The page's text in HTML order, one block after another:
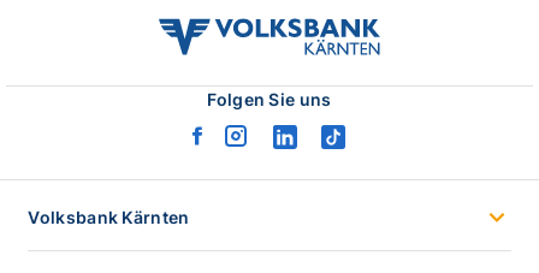
volksbank
kaernten
Folgen Sie uns
facebook
instagram
linkedintiktok
Volksbank Kärnten